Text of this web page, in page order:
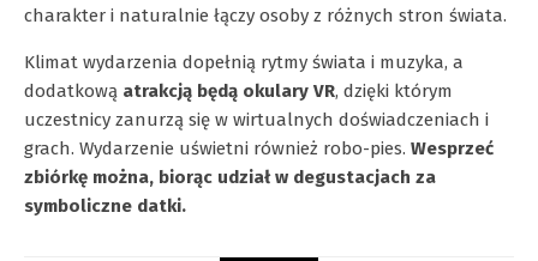
charakter i naturalnie łączy osoby z różnych stron świata.
Klimat wydarzenia dopełnią rytmy świata i muzyka, a
dodatkową atrakcją będą okulary VR, dzięki którym
uczestnicy zanurzą się w wirtualnych doświadczeniach i
grach. Wydarzenie uświetni również robo-pies. Wesprzeć
zbiórkę można, biorąc udział w degustacjach za
symboliczne datki.